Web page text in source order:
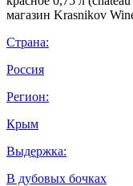
Страна:
Россия
Регион:
Крым
Выдержка:
В дубовых бочках